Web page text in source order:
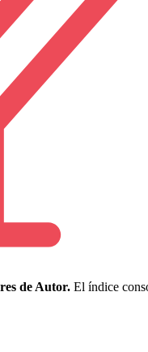
de Autor. El índice